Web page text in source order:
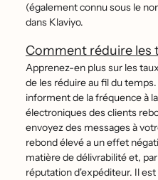
(également connu sous le
dans Klaviyo.
Comment réduire les
Apprenez-en plus sur les
de les réduire au fil du
informent de la fréquence à
électroniques des clients
envoyez des messages à
rebond élevé a un effet
matière de délivrabilité et,
réputation d'expéditeur. Il